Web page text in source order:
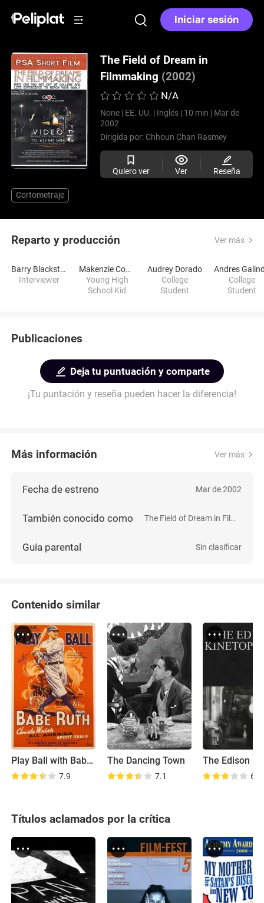
Iniciar sesión
The Field of Dream in
Filmmaking (2002)
N/A
None | EE. UU. | Inglés | 10 min | Mar de
2002
Dirigida por: Chhoun Chan Rasmey
Quiero ver Ver Reseña
Cortometraje
Reparto y producción Ver más
Barry Blackstone
Interviewer
Makenzie Coats
Young High
School Kid
Audrey Dorado
College
Student
Andres
College
Student
Publicaciones
Deja tu puntuación y comparte
¡Tu puntación y reseña pueden hacer la diferencia!
Más información Ver más
Fecha de estreno Mar de 2002
También conocido como The Field of Dream in Filmmaking
Guía parental Sin clasificar
Contenido similar
Play Ball with Babe Ruth
7.9
The Dancing Town
7.1 6.1
Títulos aclamados por la crítica